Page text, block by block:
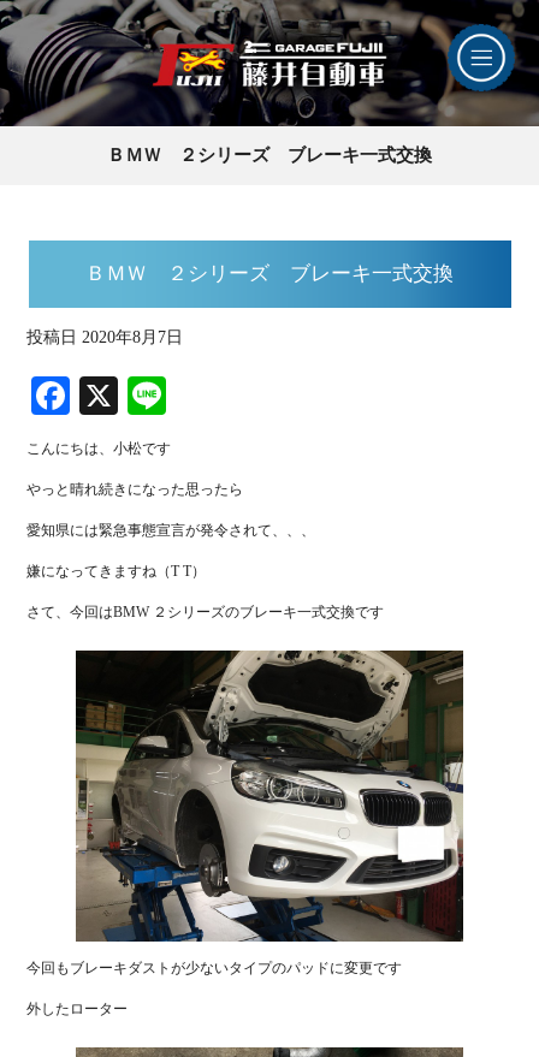
ＢＭＷ ２シリーズ ブレーキ一式交換
ＢＭＷ ２シリーズ ブレーキ一式交換
投稿日 2020年8月7日
Fa
ce
bo
ok
X
ne
こんにちは、小松です
やっと晴れ続きになった思ったら
愛知県には緊急事態宣言が発令されて、、、
嫌になってきますね（T T）
さて、今回はBMW ２シリーズのブレーキ一式交換です
今回もブレーキダストが少ないタイプのパッドに変更です
外したローター